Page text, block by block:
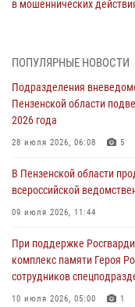
в мошеннических
В Заречном росгвардейцы
05 августа 2026, 07:00
Сотрудники пензенского
сборов «Гвардеец» с
В Пензе сотрудники
дезориентированному
В Пензе при силовой
деятельность ОПГ,
(видео)
ПОПУЛЯРНЫЕ НОВОСТИ
Подразделения
Пензенской области
2026 года
28 июля 2026, 06:08 5
В Пензенской области
всероссийской
09 июля 2026, 11:44
При поддержке
комплекс памяти Героя
сотрудников
10 июля 2026, 05:00 1